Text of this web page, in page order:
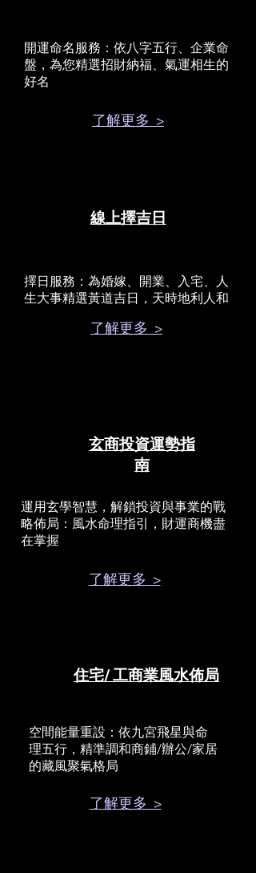
開運命名服務：依八字五行、企業命
盤，為您精選招財納福、氣運相生的
好名
了解更多 >
線上擇吉日
擇日服務：為婚嫁、開業、入宅、人
生大事精選黃道吉日，天時地利人和
了解更多 >
玄商投資運勢指
南
運用玄學智慧，解鎖投資與事業的戰
略佈局：風水命理指引，財運商機盡
在掌握
了解更多 >
住宅/ 工商業風水佈局
空間能量重設：依九宮飛星與命
理五行，精準調和商鋪/辦公/家居
的藏風聚氣格局
了解更多 >